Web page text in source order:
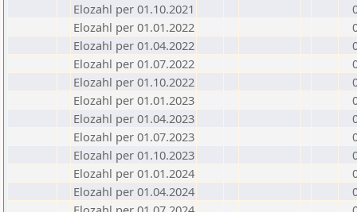
Elozahl per 01.10.2021
Elozahl per 01.01.2022
Elozahl per 01.04.2022
Elozahl per 01.07.2022
Elozahl per 01.10.2022
Elozahl per 01.01.2023
Elozahl per 01.04.2023
Elozahl per 01.07.2023
Elozahl per 01.10.2023
Elozahl per 01.01.2024
Elozahl per 01.04.2024